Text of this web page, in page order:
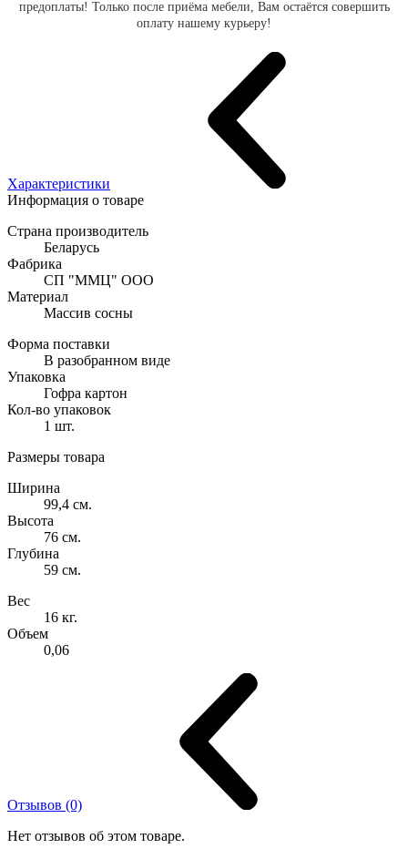
предоплаты! Только после приёма мебели, Вам остаётся совершить
оплату нашему курьеру!
Характеристики
Информация о товаре
Страна производитель
Беларусь
Фабрика
СП "ММЦ" ООО
Материал
Массив сосны
Форма поставки
В разобранном виде
Упаковка
Гофра картон
Кол-во упаковок
1 шт.
Размеры товара
Ширина
99,4 см.
Высота
76 см.
Глубина
59 см.
Вес
16 кг.
Объем
0,06
Отзывов (0)
Нет отзывов об этом товаре.